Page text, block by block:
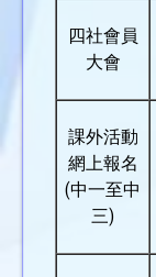
四社會員
大會
課外活動
網上報名
(中一至中
三)